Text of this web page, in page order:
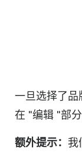
一旦选择了品
在 "编辑 "部
额外提示： 我